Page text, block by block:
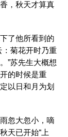
，秋天才算真
了他所看到的
：菊花开时乃重
”苏先生大概想
的时候是重
以日和月为划
忽大忽小，嘀
天已开始“上